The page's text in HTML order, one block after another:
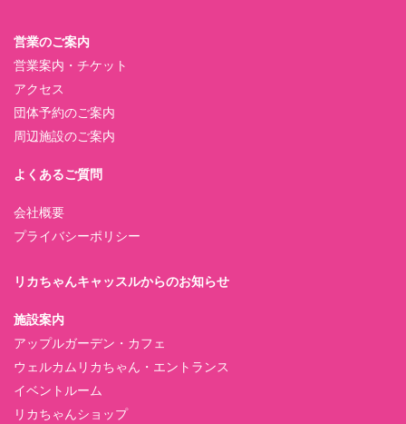
営業のご案内
営業案内・チケット
アクセス
団体予約のご案内
周辺施設のご案内
よくあるご質問
会社概要
プライバシーポリシー
リカちゃんキャッスルからのお知らせ
施設案内
アップルガーデン・カフェ
ウェルカムリカちゃん・エントランス
イベントルーム
リカちゃんショップ